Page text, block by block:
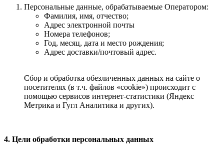
Персональные данные, обрабатываемые Оператором:
Фамилия, имя, отчество;
Адрес электронной почты
Номера телефонов;
Год, месяц, дата и место рождения;
Адрес доставки/почтовый адрес.
Сбор и обработка обезличенных данных на сайте о
посетителях (в т.ч. файлов «cookie») происходит с
помощью сервисов интернет-статистики (Яндекс
Метрика и Гугл Аналитика и других).
4. Цели обработки персональных данных